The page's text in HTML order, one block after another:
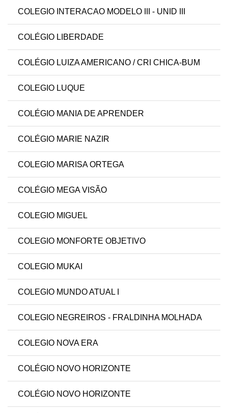
COLEGIO INTERACAO MODELO III - UNID III
COLÉGIO LIBERDADE
COLÉGIO LUIZA AMERICANO / CRI CHICA-BUM
COLEGIO LUQUE
COLÉGIO MANIA DE APRENDER
COLÉGIO MARIE NAZIR
COLEGIO MARISA ORTEGA
COLÉGIO MEGA VISÃO
COLEGIO MIGUEL
COLEGIO MONFORTE OBJETIVO
COLEGIO MUKAI
COLEGIO MUNDO ATUAL I
COLEGIO NEGREIROS - FRALDINHA MOLHADA
COLEGIO NOVA ERA
COLÉGIO NOVO HORIZONTE
COLÉGIO NOVO HORIZONTE